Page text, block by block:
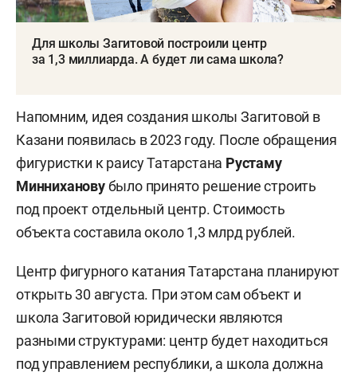
Для школы Загитовой построили центр
за 1,3 миллиарда. А будет ли сама школа?
Напомним, идея создания школы Загитовой в
Казани появилась в 2023 году. После обращения
фигуристки к раису Татарстана Рустаму
Миннихановубыло принято решение строить
под проект отдельный центр. Стоимость
объекта составила около 1,3 млрд рублей.
Центр фигурного катания Татарстана планируют
открыть 30 августа. При этом сам объект и
школа Загитовой юридически являются
разными структурами: центр будет находиться
под управлением республики, а школа должна